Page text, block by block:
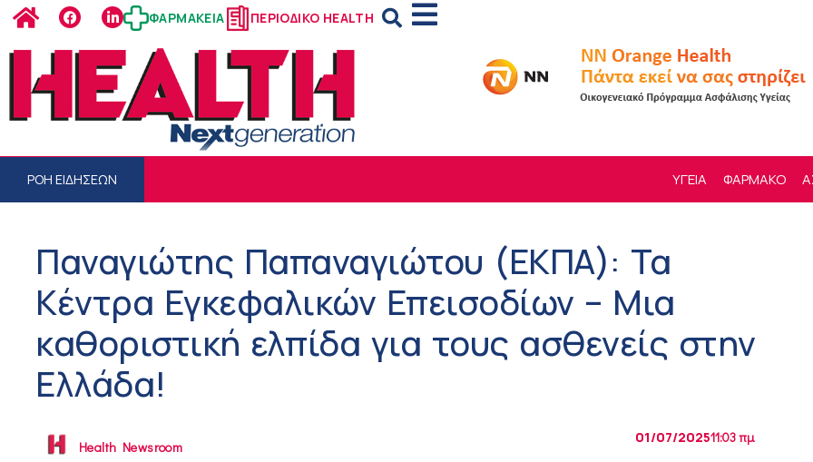
ΦΑΡΜΑΚΕΙΑ ΠΕΡΙΟΔΙΚΟ HEALTH
ΡΟΗ ΕΙΔΗΣΕΩΝ ΥΓΕΙΑ ΦΑΡΜΑΚΟ
Παναγιώτης Παπαναγιώτου (ΕΚΠΑ): Τα
Κέντρα Εγκεφαλικών Επεισοδίων – Μια
καθοριστική ελπίδα για τους ασθενείς στην
Ελλάδα!
Health Newsroom
01/07/202511:03 πμ